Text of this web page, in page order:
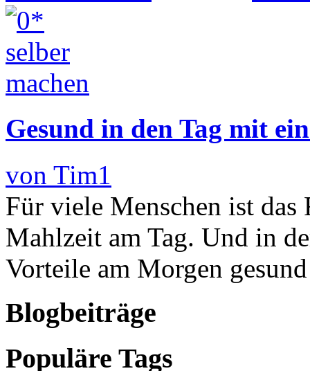
Gesund in den Tag mit
von Tim1
Für viele Menschen ist
Mahlzeit am Tag. Und in
Vorteile am Morgen
Blogbeiträge
Populäre Tags